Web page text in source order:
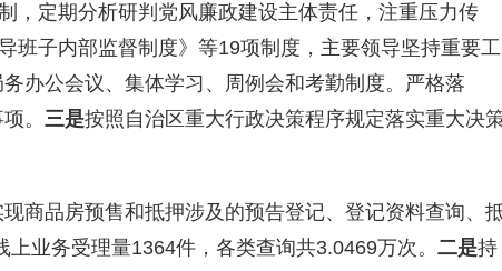
，定期分析研判党风廉政建设主体责任，注重压力传
班子内部监督制度》等19项制度，主要领导坚持重要工
务办公会议、集体学习、周例会和考勤制度。 严格落
项。 三是按照自治区重大行政决策程序规定落实重大决
商品房预售和抵押涉及的预告登记、登记资料查询、
业务受理量1364件，各类查询共3.0469万次。 二是持